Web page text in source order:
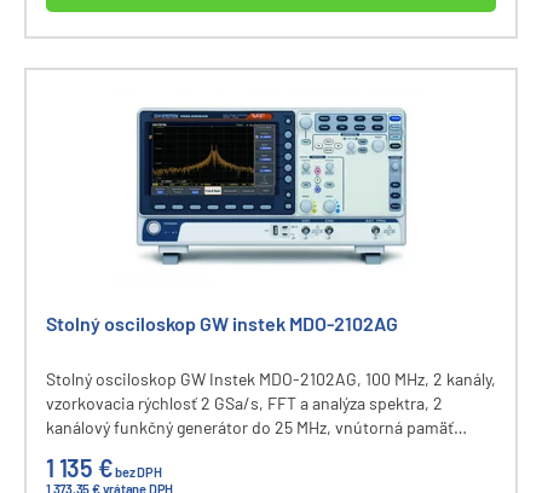
Stolný osciloskop GW instek MDO-2102AG
Stolný osciloskop GW Instek MDO-2102AG, 100 MHz, 2 kanály,
vzorkovacia rýchlosť 2 GSa/s, FFT a analýza spektra, 2
kanálový funkčný generátor do 25 MHz, vnútorná pamäť
CAN, LIN, displej 8", komunikačné rozhranie USB a LAN.
1 135 €bez DPH
1 373,35 € vrátane DPH